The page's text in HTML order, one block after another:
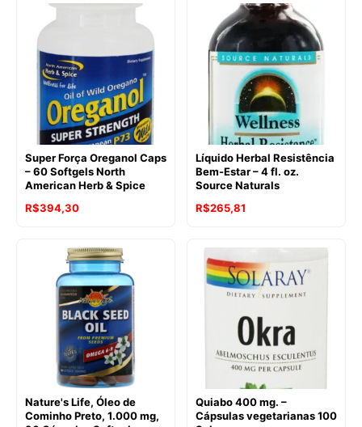
Super Força Oreganol Caps
– 60 Softgels North
American Herb & Spice
R$394,30
Líquido Herbal Resistência
Bem-Estar – 4 fl. oz.
Source Naturals
R$265,81
Nature's Life, Óleo de
Cominho Preto, 1.000 mg,
Quiabo 400 mg. –
Cápsulas vegetarianas 100